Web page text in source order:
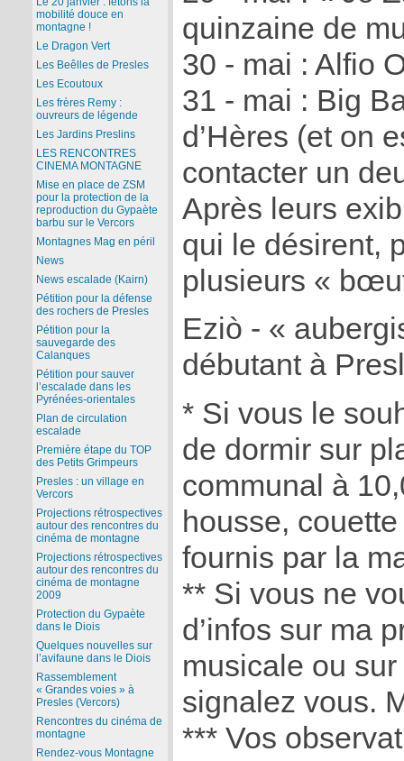
quinzaine de
30 - mai : Alfio
31 - mai : Big
d’Hères (et on
contacter un
Après leurs
qui le désirent,
plusieurs «
Eziò - «
débutant à
* Si vous le
de dormir sur
communal à
housse,
fournis par la
** Si vous ne
d’infos sur ma
musicale ou
signalez vous.
*** Vos
mobilité douce en
montagne !
Le Dragon Vert
Les Beêlles de Presles
Les Ecoutoux
Les frères Remy :
ouvreurs de légende
Les Jardins Preslins
LES RENCONTRES
CINEMA MONTAGNE
Mise en place de ZSM
pour la protection de la
reproduction du Gypaète
barbu sur le Vercors
Montagnes Mag en péril
News
News escalade (Kairn)
Pétition pour la défense
des rochers de Presles
Pétition pour la
sauvegarde des
Calanques
Pétition pour sauver
l’escalade dans les
Pyrénées-orientales
Plan de circulation
escalade
Première étape du TOP
des Petits Grimpeurs
Presles : un village en
Vercors
Projections rétrospectives
autour des rencontres du
cinéma de montagne
Projections rétrospectives
autour des rencontres du
cinéma de montagne
2009
Protection du Gypaète
dans le Diois
Quelques nouvelles sur
l’avifaune dans le Diois
Rassemblement
« Grandes voies » à
Presles (Vercors)
Rencontres du cinéma de
montagne
Rendez-vous Montagne